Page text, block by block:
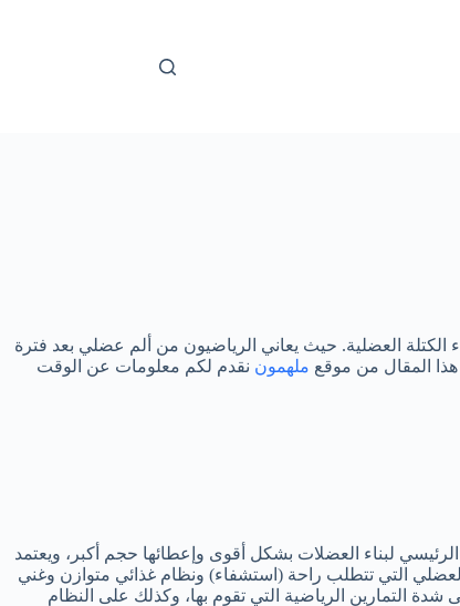
العضلية. حيث يعاني الرياضيون من ألم عضلي بعد فترة
هذا المقال من موقع ملهمون نقدم لكم معلومات عن الوقت
لبناء العضلات بشكل أقوى وإعطائها حجم أكبر، ويعتمد
العضلي التي تتطلب راحة (استشفاء) ونظام غذائي متوازن وغني
التمارين الرياضية التي تقوم بها، وكذلك على النظام